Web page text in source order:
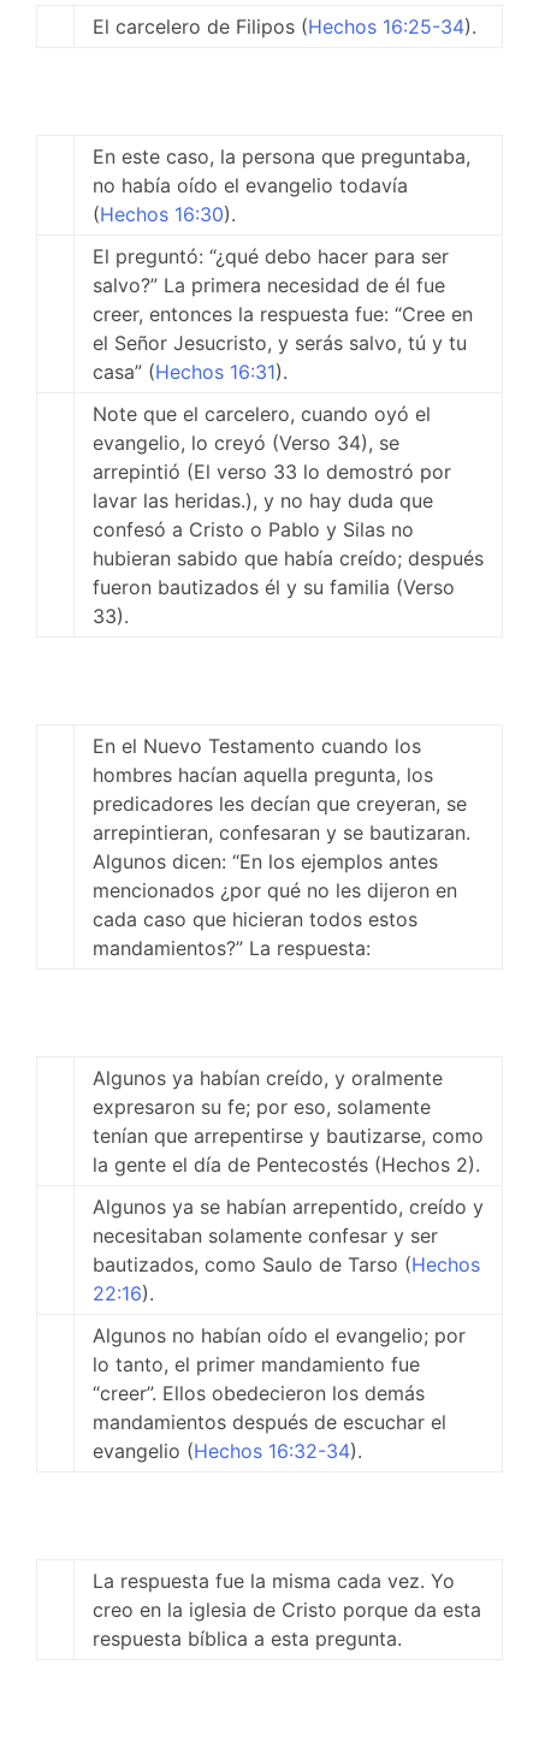
El carcelero de Filipos (Hechos 16:25-34).
En este caso, la persona que preguntaba,
no había oído el evangelio todavía
(Hechos 16:30).
El preguntó: “¿qué debo hacer para ser
salvo?” La primera necesidad de él fue
creer, entonces la respuesta fue: “Cree en
el Señor Jesucristo, y serás salvo, tú y tu
casa” (Hechos 16:31).
Note que el carcelero, cuando oyó el
evangelio, lo creyó (Verso 34), se
arrepintió (El verso 33 lo demostró por
lavar las heridas.), y no hay duda que
confesó a Cristo o Pablo y Silas no
hubieran sabido que había creído; después
fueron bautizados él y su familia (Verso
33).
En el Nuevo Testamento cuando los
hombres hacían aquella pregunta, los
predicadores les decían que creyeran, se
arrepintieran, confesaran y se bautizaran.
Algunos dicen: “En los ejemplos antes
mencionados ¿por qué no les dijeron en
cada caso que hicieran todos estos
mandamientos?” La respuesta:
Algunos ya habían creído, y oralmente
expresaron su fe; por eso, solamente
tenían que arrepentirse y bautizarse, como
la gente el día de Pentecostés (Hechos 2).
Algunos ya se habían arrepentido, creído y
necesitaban solamente confesar y ser
bautizados, como Saulo de Tarso (Hechos
22:16).
Algunos no habían oído el evangelio; por
lo tanto, el primer mandamiento fue
“creer”. Ellos obedecieron los demás
mandamientos después de escuchar el
evangelio (Hechos 16:32-34).
La respuesta fue la misma cada vez. Yo
creo en la iglesia de Cristo porque da esta
respuesta bíblica a esta pregunta.